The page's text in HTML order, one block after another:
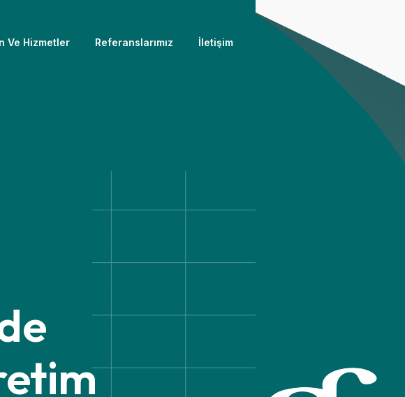
Ve Hizmetler Referanslarımız İletişim